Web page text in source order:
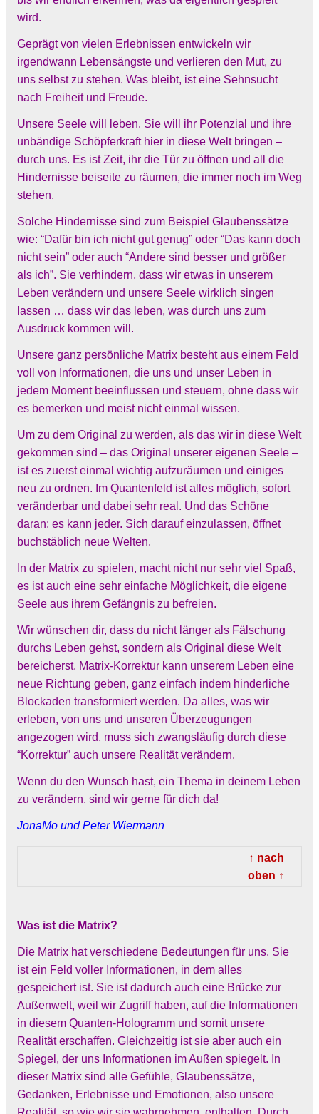
wird.
Geprägt von vielen Erlebnissen entwickeln wir
irgendwann Lebensängste und verlieren den Mut, zu
uns selbst zu stehen. Was bleibt, ist eine Sehnsucht
nach Freiheit und Freude.
Unsere Seele will leben. Sie will ihr Potenzial und ihre
unbändige Schöpferkraft hier in diese Welt bringen –
durch uns. Es ist Zeit, ihr die Tür zu öffnen und all die
Hindernisse beiseite zu räumen, die immer noch im Weg
stehen.
Solche Hindernisse sind zum Beispiel Glaubenssätze
wie: “Dafür bin ich nicht gut genug” oder “Das kann doch
nicht sein” oder auch “Andere sind besser und größer
als ich”. Sie verhindern, dass wir etwas in unserem
Leben verändern und unsere Seele wirklich singen
lassen … dass wir das leben, was durch uns zum
Ausdruck kommen will.
Unsere ganz persönliche Matrix besteht aus einem Feld
voll von Informationen, die uns und unser Leben in
jedem Moment beeinflussen und steuern, ohne dass wir
es bemerken und meist nicht einmal wissen.
Um zu dem Original zu werden, als das wir in diese Welt
gekommen sind – das Original unserer eigenen Seele –
ist es zuerst einmal wichtig aufzuräumen und einiges
neu zu ordnen. Im Quantenfeld ist alles möglich, sofort
veränderbar und dabei sehr real. Und das Schöne
daran: es kann jeder. Sich darauf einzulassen, öffnet
buchstäblich neue Welten.
In der Matrix zu spielen, macht nicht nur sehr viel Spaß,
es ist auch eine sehr einfache Möglichkeit, die eigene
Seele aus ihrem Gefängnis zu befreien.
Wir wünschen dir, dass du nicht länger als Fälschung
durchs Leben gehst, sondern als Original diese Welt
bereicherst. Matrix-Korrektur kann unserem Leben eine
neue Richtung geben, ganz einfach indem hinderliche
Blockaden transformiert werden. Da alles, was wir
erleben, von uns und unseren Überzeugungen
angezogen wird, muss sich zwangsläufig durch diese
“Korrektur” auch unsere Realität verändern.
Wenn du den Wunsch hast, ein Thema in deinem Leben
zu verändern, sind wir gerne für dich da!
JonaMo und Peter Wiermann
↑ nach
oben ↑
Was ist die Matrix?
Die Matrix hat verschiedene Bedeutungen für uns. Sie
ist ein Feld voller Informationen, in dem alles
gespeichert ist. Sie ist dadurch auch eine Brücke zur
Außenwelt, weil wir Zugriff haben, auf die Informationen
in diesem Quanten-Hologramm und somit unsere
Realität erschaffen. Gleichzeitig ist sie aber auch ein
Spiegel, der uns Informationen im Außen spiegelt. In
dieser Matrix sind alle Gefühle, Glaubenssätze,
Gedanken, Erlebnisse und Emotionen, also unsere